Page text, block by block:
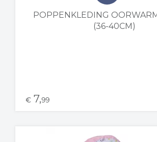
POPPENKLEDING
(36-40CM)
€ 7,99